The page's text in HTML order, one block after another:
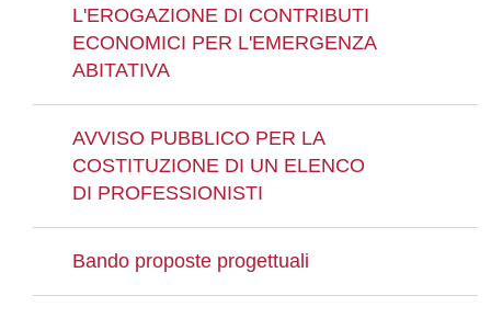
L'EROGAZIONE DI CONTRIBUTI
ECONOMICI PER L'EMERGENZA
ABITATIVA
AVVISO PUBBLICO PER LA
COSTITUZIONE DI UN ELENCO
DI PROFESSIONISTI
Bando proposte progettuali